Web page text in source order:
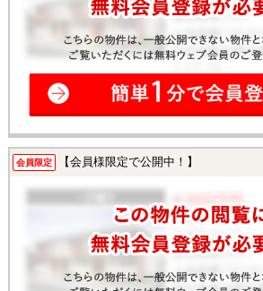
会員限定 【会員様限定で公開中！】